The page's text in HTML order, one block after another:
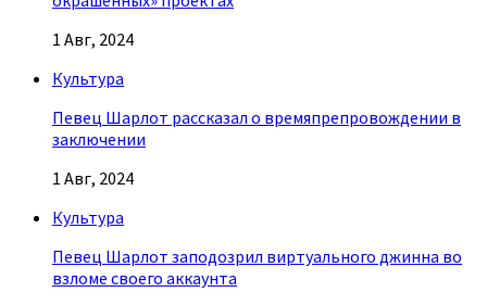
1 Авг, 2024
Культура
Певец Шарлот рассказал о времяпрепровождении в
заключении
1 Авг, 2024
Культура
Певец Шарлот заподозрил виртуального джинна во
взломе своего аккаунта